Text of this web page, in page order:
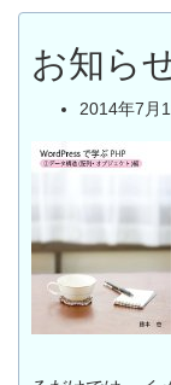
お知ら
2014年7月